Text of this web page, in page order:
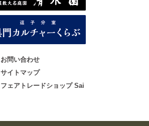
お問い合わせ
サイトマップ
フェアトレードショップ Sai